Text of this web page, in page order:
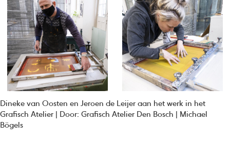
Dineke van Oosten en Jeroen de Leijer aan het werk in het
Grafisch Atelier | Door: Grafisch Atelier Den Bosch | Michael
Bögels